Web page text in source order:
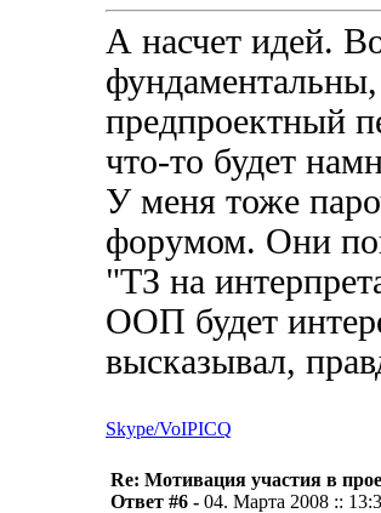
А насчет идей.
предпроектный
что-то будет
У меня тоже
форумом. Они
"ТЗ на
ООП будет
высказывал,
Skype/VoIPICQ
Re: Мотивация участия в
Ответ #6 - 04. Марта 2008 ::